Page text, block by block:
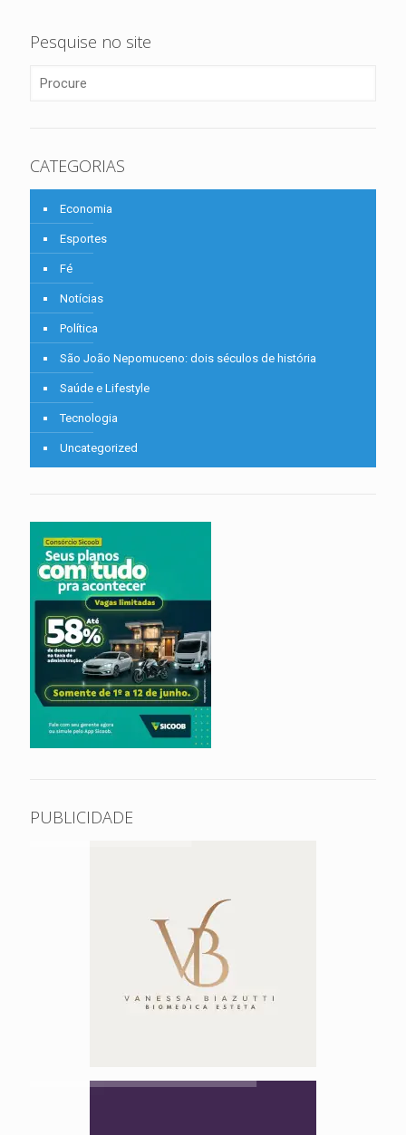
Pesquise no site
CATEGORIAS
Economia
Esportes
Fé
Notícias
Política
São João Nepomuceno: dois séculos de história
Saúde e Lifestyle
Tecnologia
Uncategorized
PUBLICIDADE